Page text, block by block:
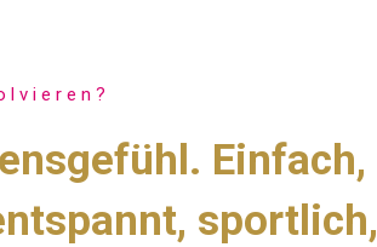
Einfach,
sportlich,